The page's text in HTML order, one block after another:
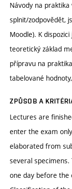
Návody na
splnit/zodpovědět,
Moodle). K
teoretický základ
přípravu na
tabelované
ZPŮSOB A
Lectures are
enter the exam
elaborated from
several
one day before the